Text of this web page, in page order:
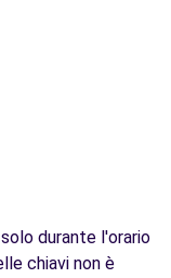
durante l'orario
chiavi non è